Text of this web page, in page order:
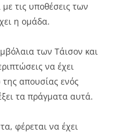
τις υποθέσεις των
η ομάδα.
των Τάισον και
να έχει
απουσίας ενός
τα πράγματα αυτά.
φέρεται να έχει